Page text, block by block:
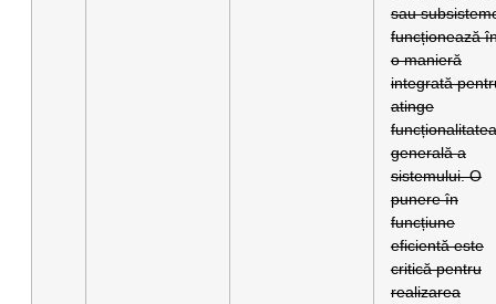
sau
funcționează
o manieră
integrată
atinge
funcționalitatea
generală a
sistemului. O
punere în
funcțiune
eficientă este
critică pentru
realizarea